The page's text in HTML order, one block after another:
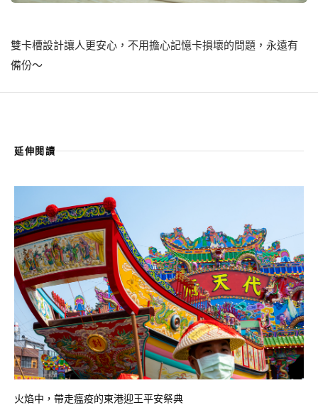
雙卡槽設計讓人更安心，不用擔心記憶卡損壞的問題，永遠有
備份～
延伸閱讀
火焰中，帶走瘟疫的東港迎王平安祭典